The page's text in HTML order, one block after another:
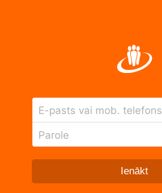
E-pasts vai mob. telefons
Parole
Ienākt